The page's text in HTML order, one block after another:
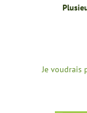
Je voudrais